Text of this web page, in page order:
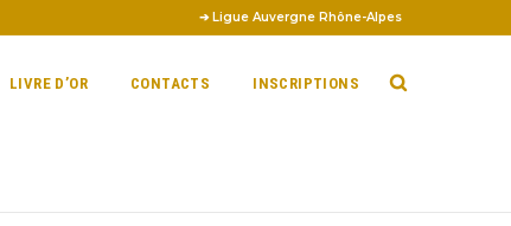
➔ Ligue Auvergne Rhône-Alpes
LIVRE D’OR CONTACTS INSCRIPTIONS